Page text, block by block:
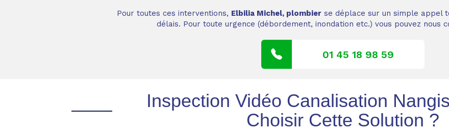
Pour toutes ces interventions, Elbilia Michel, plombier se déplace sur un simple appel
délais. Pour toute urgence (débordement, inondation etc.) vous pouvez nous
01 45 18 98 59
Inspection Vidéo Canalisation
Choisir Cette Solution ?